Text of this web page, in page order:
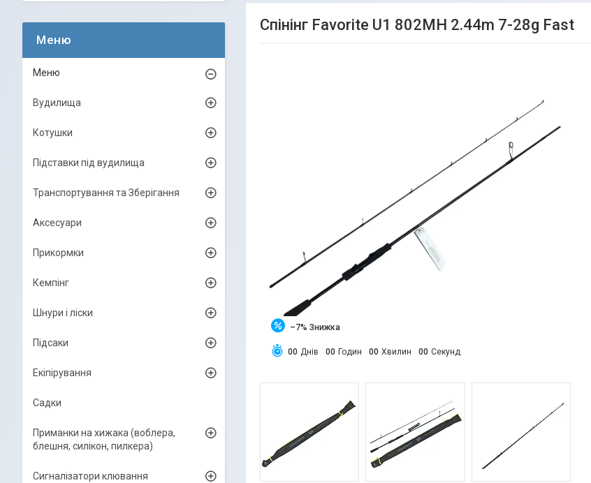
Спінінг Favorite U1 802MH 2.44m 7-28g Fast
–7%
00 Днів 00 Годин 00 Хвилин 00 Секунд
Меню
Вудилища
Котушки
Підставки під вудилища
Транспортування та Зберігання
Аксесуари
Прикормки
Кемпінг
Шнури і ліски
Підсаки
Екіпірування
Садки
Приманки на хижака (воблера,
блешня, силікон, пилкера)
Сигналізатори клювання